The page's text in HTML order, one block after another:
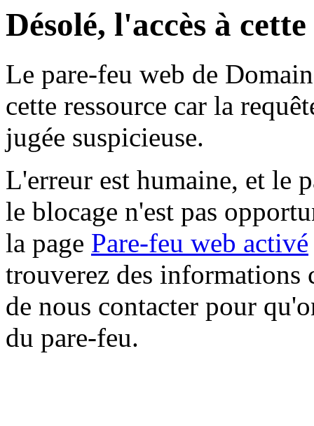
Désolé, l'accès à
Le pare-feu web de
cette ressource car la
jugée suspicieuse.
L'erreur est humaine, et le
le blocage n'est pas
la page Pare-feu web activé
trouverez des informations
de nous contacter pour
du pare-feu.